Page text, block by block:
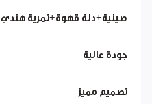
صينية+دلة قهوة+تمرية هندي
جودة عالية
تصميم مميز